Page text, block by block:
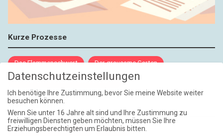
Kurze Prozesse
Das Flammenschwert Der grausame Garten
NIEMALS UND AUCH DANN NICHT
Weite Reisen
Atlantische Turbulenzen DIE ELF
Datenschutzeinstellungen
Ich benötige Ihre Zustimmung, bevor Sie meine Website weiter
besuchen können.
Wenn Sie unter 16 Jahre alt sind und Ihre Zustimmung zu
freiwilligen Diensten geben möchten, müssen Sie Ihre
Erziehungsberechtigten um Erlaubnis bitten.